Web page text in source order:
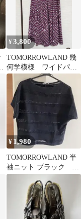
¥3,800
TOMORROWLAND 幾
何学模様 ワイドパン
ツ
¥ 1,980
TOMORROWLAND 半
袖ニット ブラック S
サイズ